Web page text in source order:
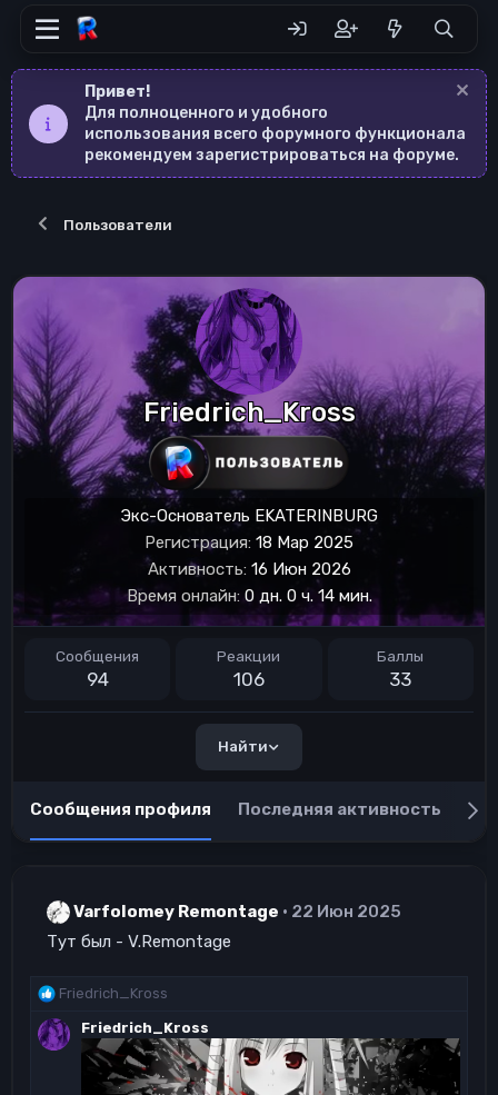
Привет!
Для полноценного и удобного
использования всего форумного функционала
рекомендуем зарегистрироваться на форуме.
Пользователи
Friedrich_Kross
Экс-Основатель EKATERINBURG
Регистрация 18 Мар 2025
Активность 16 Июн 2026
Время онлайн 0 дн. 0 ч. 14 мин.
Сообщения
94
Реакции
106
Баллы
33
Найти
Сообщения профиля Последняя активность
Varfolomey Remontage
22 Июн 2025
Тут был - V.Remontage
Р
а
к
Friedrich_Kross
Friedrich_Kross